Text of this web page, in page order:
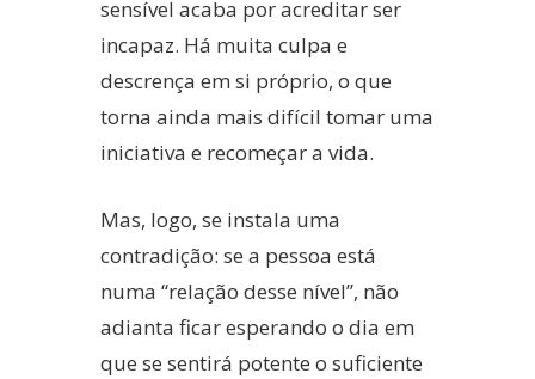
sensível acaba por acreditar ser
incapaz. Há muita culpa e
descrença em si próprio, o que
torna ainda mais difícil tomar uma
iniciativa e recomeçar a vida.
Mas, logo, se instala uma
contradição: se a pessoa está
numa “relação desse nível”, não
adianta ficar esperando o dia em
que se sentirá potente o suficiente